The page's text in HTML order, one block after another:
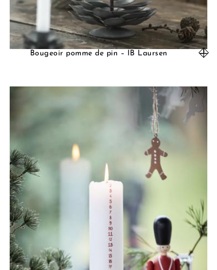
Bougeoir pomme de pin – IB Laursen